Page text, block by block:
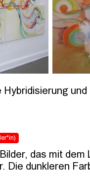
Hybridisierung
das mit
Die dunkleren